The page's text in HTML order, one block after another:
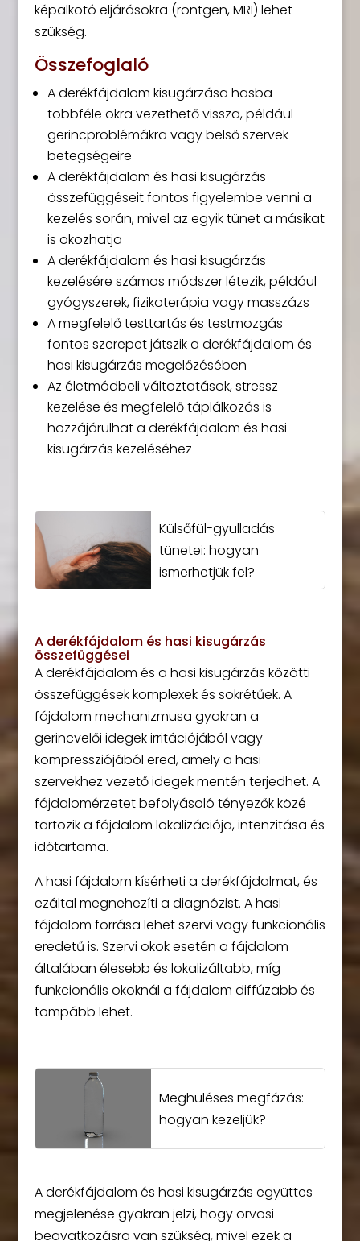
képalkotó eljárásokra (röntgen, MRI) lehet
szükség.
Összefoglaló
A derékfájdalom kisugárzása hasba
többféle okra vezethető vissza, például
gerincproblémákra vagy belső szervek
betegségeire
A derékfájdalom és hasi kisugárzás
összefüggéseit fontos figyelembe venni a
kezelés során, mivel az egyik tünet a másikat
is okozhatja
A derékfájdalom és hasi kisugárzás
kezelésére számos módszer létezik, például
gyógyszerek, fizikoterápia vagy masszázs
A megfelelő testtartás és testmozgás
fontos szerepet játszik a derékfájdalom és
hasi kisugárzás megelőzésében
Az életmódbeli változtatások, stressz
kezelése és megfelelő táplálkozás is
hozzájárulhat a derékfájdalom és hasi
kisugárzás kezeléséhez
Külsőfül-gyulladás
tünetei: hogyan
ismerhetjük fel?
A derékfájdalom és hasi kisugárzás
összefüggései
A derékfájdalom és a hasi kisugárzás közötti
összefüggések komplexek és sokrétűek. A
fájdalom mechanizmusa gyakran a
gerincvelői idegek irritációjából vagy
kompressziójából ered, amely a hasi
szervekhez vezető idegek mentén terjedhet. A
fájdalomérzetet befolyásoló tényezők közé
tartozik a fájdalom lokalizációja, intenzitása és
időtartama.
A hasi fájdalom kísérheti a derékfájdalmat, és
ezáltal megnehezíti a diagnózist. A hasi
fájdalom forrása lehet szervi vagy funkcionális
eredetű is. Szervi okok esetén a fájdalom
általában élesebb és lokalizáltabb, míg
funkcionális okoknál a fájdalom diffúzabb és
tompább lehet.
Meghüléses megfázás:
hogyan kezeljük?
A derékfájdalom és hasi kisugárzás együttes
megjelenése gyakran jelzi, hogy orvosi
beavatkozásra van szükség, mivel ezek a